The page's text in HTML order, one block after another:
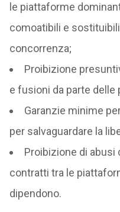
le piattaforme
comoatibili e
concorrenza;
Proibizione
e fusioni da parte
Garanzie minime
per salvaguardare la
Proibizione di abusi
contratti tra le
dipendono.